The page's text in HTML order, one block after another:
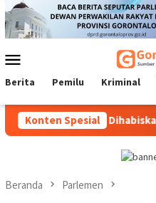
Loncat
ke
konten
Mobile
Berita Pemilu Kriminal
Konten Spesial
Harus Dihabiskan?
Beranda Parlemen